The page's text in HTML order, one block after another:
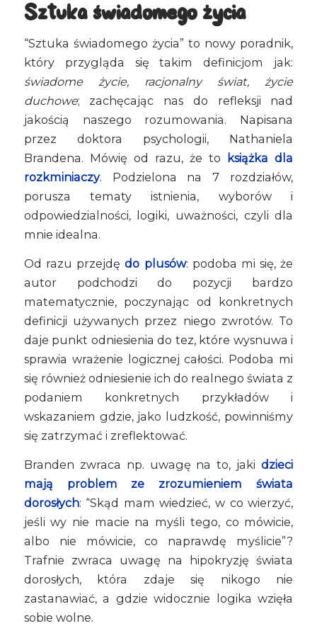
Sztuka świadomego życia
“Sztuka świadomego życia” to nowy poradnik,
który przygląda się takim definicjom jak:
świadome życie, racjonalny świat, życie
duchowe; zachęcając nas do refleksji nad
jakością naszego rozumowania. Napisana
przez doktora psychologii, Nathaniela
Brandena. Mówię od razu, że to
książka dla
rozkminiaczy. Podzielona na 7 rozdziałów,
porusza tematy istnienia, wyborów i
odpowiedzialności, logiki, uważności, czyli dla
mnie idealna.
Od razu przejdędo plusów: podoba mi się, że
autor podchodzi do pozycji bardzo
matematycznie, poczynając od konkretnych
definicji używanych przez niego zwrotów. To
daje punkt odniesienia do tez, które wysnuwa i
sprawia wrażenie logicznej całości. Podoba mi
się również odniesienie ich do realnego świata z
podaniem konkretnych przykładów i
wskazaniem gdzie, jako ludzkość, powinniśmy
się zatrzymać i zreflektować.
Branden zwraca np. uwagę na to, jakidzieci
mają problem ze zrozumieniem świata
dorosłych: “Skąd mam wiedzieć, w co wierzyć,
jeśli wy nie macie na myśli tego, co mówicie,
albo nie mówicie, co naprawdę myślicie”?
Trafnie zwraca uwagę na hipokryzję świata
dorosłych, która zdaje się nikogo nie
zastanawiać, a gdzie widocznie logika wzięła
sobie wolne.